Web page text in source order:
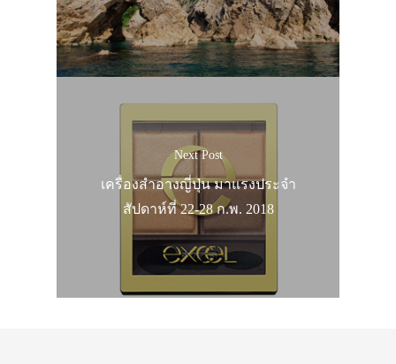
Next Post
เครื่องสำอางญี่ปุ่น มาแรงประจำ
สัปดาห์ที่ 22-28 ก.พ. 2018